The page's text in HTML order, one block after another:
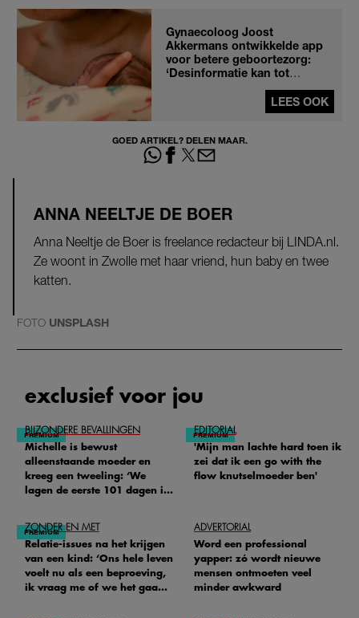
Gynaecoloog Joost
Akkermans ontwikkelde app
voor betere geboortezorg:
‘Desinformatie kan tot
LEES OOK
GOED ARTIKEL? DELEN MAAR.
ANNA NEELTJE DE BOER
Anna Neeltje de Boer is freelance redacteur bij LINDA.nl.
Ze woont in Zwolle met haar vriend, hun baby en twee
katten.
FOTO UNSPLASH
exclusief voor jou
BIJZONDERE BEVALLINGEN
Michelle is bewust
alleenstaande moeder en
kreeg een tweeling: ‘We
lagen de eerste 101 dagen in
EDITORIAL
'Mijn man lachte hard toen ik
zei dat ik een go with the
flow knutselmoeder ben'
ZONDER EN MET
Relatie-issues na het krijgen
van een kind: ‘Ons hele leven
voelt nu als een beproeving,
ik vraag me of we het gaan
ADVERTORIAL
Word een professional
yapper: zó wordt nieuwe
mensen ontmoeten veel
minder awkward